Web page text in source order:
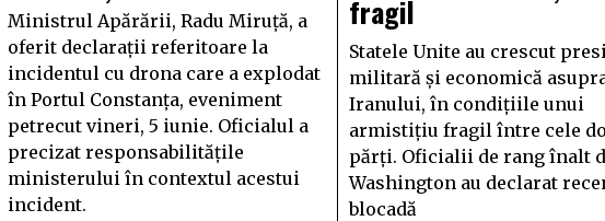
Ministrul Apărării, Radu Miruță, a
oferit declarații referitoare la
incidentul cu drona care a explodat
în Portul Constanța, eveniment
petrecut vineri, 5 iunie. Oficialul a
precizat responsabilitățile
ministerului în contextul acestui
incident.
fragil
Statele Unite au crescut
militară și economică
Iranului, în condițiile unui
armistițiu fragil între cele
părți. Oficialii de rang înalt
Washington au declarat
blocadă